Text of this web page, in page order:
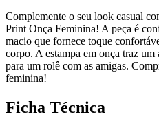
Complemente o seu look casual
Print Onça Feminina! A peça é
macio que fornece toque
corpo. A estampa em onça traz
para um rolê com as amigas.
feminina!
Ficha Técnica